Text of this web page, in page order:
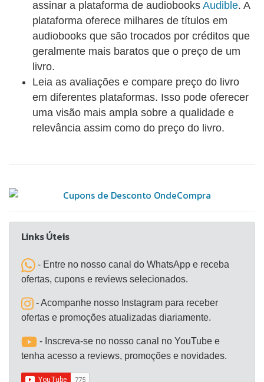
assinar a plataforma de audiobooks Audible. A
plataforma oferece milhares de títulos em
audiobooks que são trocados por créditos que
geralmente mais baratos que o preço de um
livro.
Leia as avaliações e compare preço do livro
em diferentes plataformas. Isso pode oferecer
uma visão mais ampla sobre a qualidade e
relevância assim como do preço do livro.
Links Úteis
- Entre no nosso canal do WhatsApp e receba
ofertas, cupons e reviews selecionados.
- Acompanhe nosso Instagram para receber
ofertas e promoções atualizadas diariamente.
- Inscreva-se no nosso canal no YouTube e
tenha acesso a reviews, promoções e novidades.